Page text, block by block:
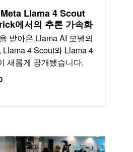
Llama 4 Scout
에서의 추론 가속화
받아온 Llama AI 모델의
Llama 4 Scout와 Llama 4
새롭게 공개됐습니다.
오 커뮤니케이션 향상
Metropolis 마이크로서비스로 엣지